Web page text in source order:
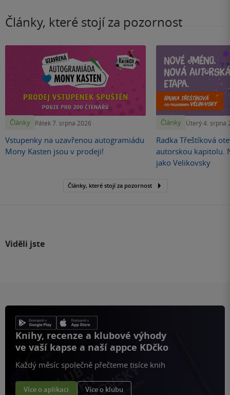
Články, které stojí za pozornost
Články Pátek 7. srpna 2026
Vstupenky na uzavřenou autogramiádu
Mony Kasten jsou v prodeji!
Články Úterý 4. srpna
Radka Třeštíková
autorskou kapitolu.
jako Velikovsky
Články, které stojí za pozornost
Viděli jste
Knihy, recenze a klubové výhody
ve vaší kapse a naší appce KDčko
Každý měsíc společně přečteme tisíce knih
Více o aplikaci Více o klubu